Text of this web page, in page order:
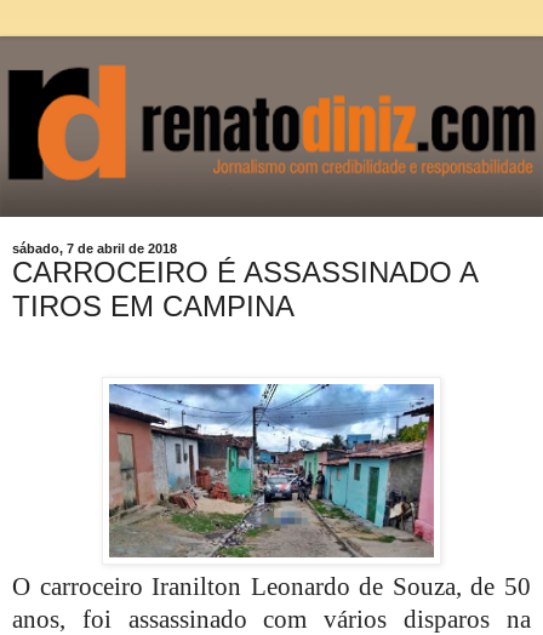
sábado, 7 de abril de 2018
CARROCEIRO É ASSASSINADO A
TIROS EM CAMPINA
O carroceiro Iranilton Leonardo de Souza, de 50
anos, foi assassinado com vários disparos na